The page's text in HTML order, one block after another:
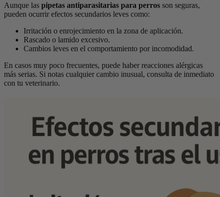
Aunque las pipetas antiparasitarias para perros son seguras,
pueden ocurrir efectos secundarios leves como:
Irritación o enrojecimiento en la zona de aplicación.
Rascado o lamido excesivo.
Cambios leves en el comportamiento por incomodidad.
En casos muy poco frecuentes, puede haber reacciones alérgicas
más serias. Si notas cualquier cambio inusual, consulta de inmediato
con tu veterinario.